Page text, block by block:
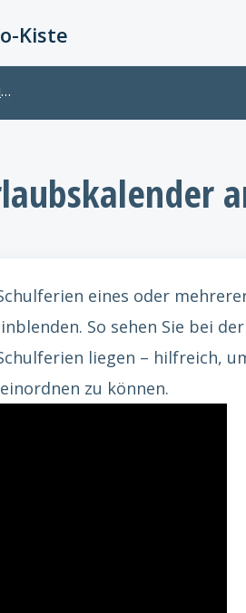
Kiste
eines oder
So sehen Sie bei
liegen – hilfreich,
zu können.